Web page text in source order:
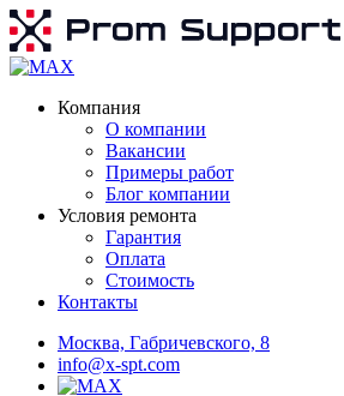
Компания
О компании
Вакансии
Примеры работ
Блог компании
Условия ремонта
Гарантия
Оплата
Стоимость
Контакты
Москва, Габричевского, 8
info@x-spt.com